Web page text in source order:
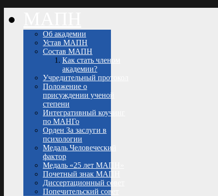
Об академии
Устав МАПН
Состав МАПН
Как стать членом
академии?
Учредительный протокол
Положение о
присуждении ученой
степени
Интегративный коучинг
по МАНГо
Орден За заслуги в
психологии
Медаль Человеческий
фактор
Медаль «25 лет МАПН»
Почетный знак МАПН
Диссертационный совет
Попечительский совет